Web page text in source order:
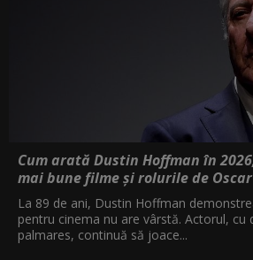
Cum arată Dustin Hoffman în
mai bune filme și rolurile de Oscar
La 89 de ani, Dustin Hoffman
pentru cinema nu are vârstă. Actorul, cu
palmares, continuă să joace...